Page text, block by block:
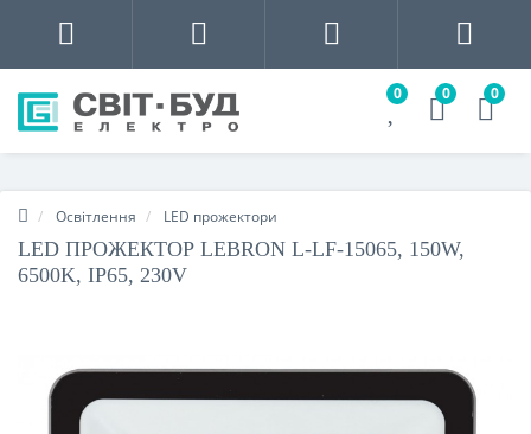
0 0 0
Освітлення LED прожектори
LED ПРОЖЕКТОР LEBRON L-LF-15065, 150W,
6500K, IP65, 230V